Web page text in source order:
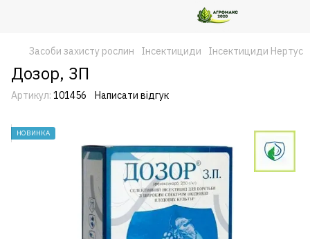
Засоби захисту рослин Інсектициди Інсектициди Нертус
Дозор, ЗП
Артикул: 101456 Написати відгук
НОВИНКА